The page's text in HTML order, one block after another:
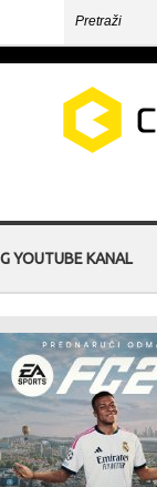
YOUTUBE KANAL